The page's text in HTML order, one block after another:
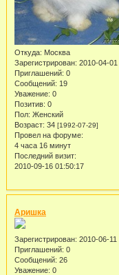
Откуда: Москва
Зарегистрирован: 2010-04-01
Приглашений: 0
Сообщений: 19
Уважение: 0
Позитив: 0
Пол: Женский
Возраст: 34 [1992-07-29]
Провел на форуме:
4 часа 16 минут
Последний визит:
2010-09-16 01:50:17
Аришка
Зарегистрирован: 2010-06-11
Приглашений: 0
Сообщений: 26
Уважение: 0